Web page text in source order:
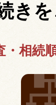
きを
・相続